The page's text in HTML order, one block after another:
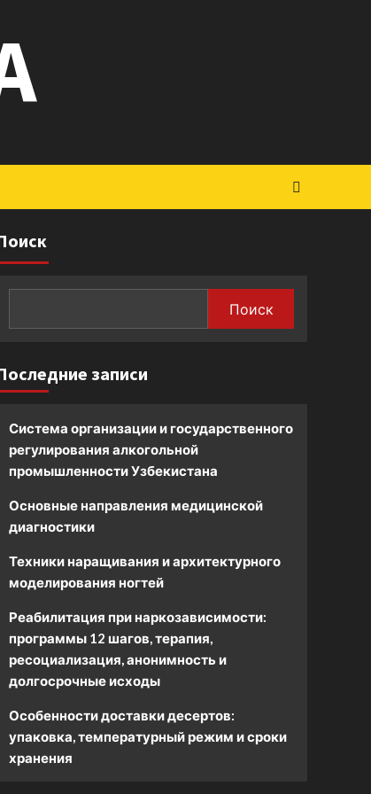
Поиск
записи
Система организации и государственного
регулирования алкогольной
промышленности Узбекистана
Основные направления медицинской
диагностики
Техники наращивания и архитектурного
моделирования ногтей
Реабилитация при наркозависимости:
программы 12 шагов, терапия,
ресоциализация, анонимность и
долгосрочные исходы
Особенности доставки десертов:
упаковка, температурный режим и сроки
хранения